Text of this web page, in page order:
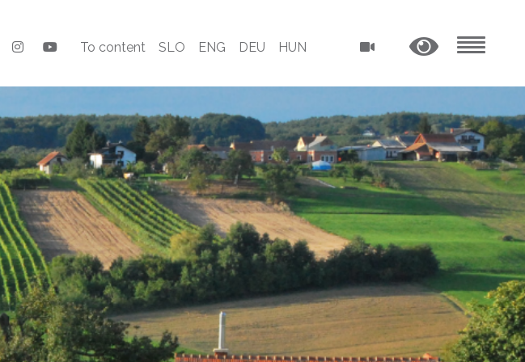
To content SLO ENG DEU HUN